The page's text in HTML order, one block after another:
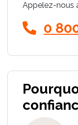
Appelez-nous
0